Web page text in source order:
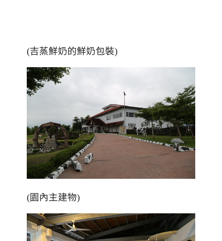
(吉蒸鮮奶的鮮奶包裝)
(園內主建物)